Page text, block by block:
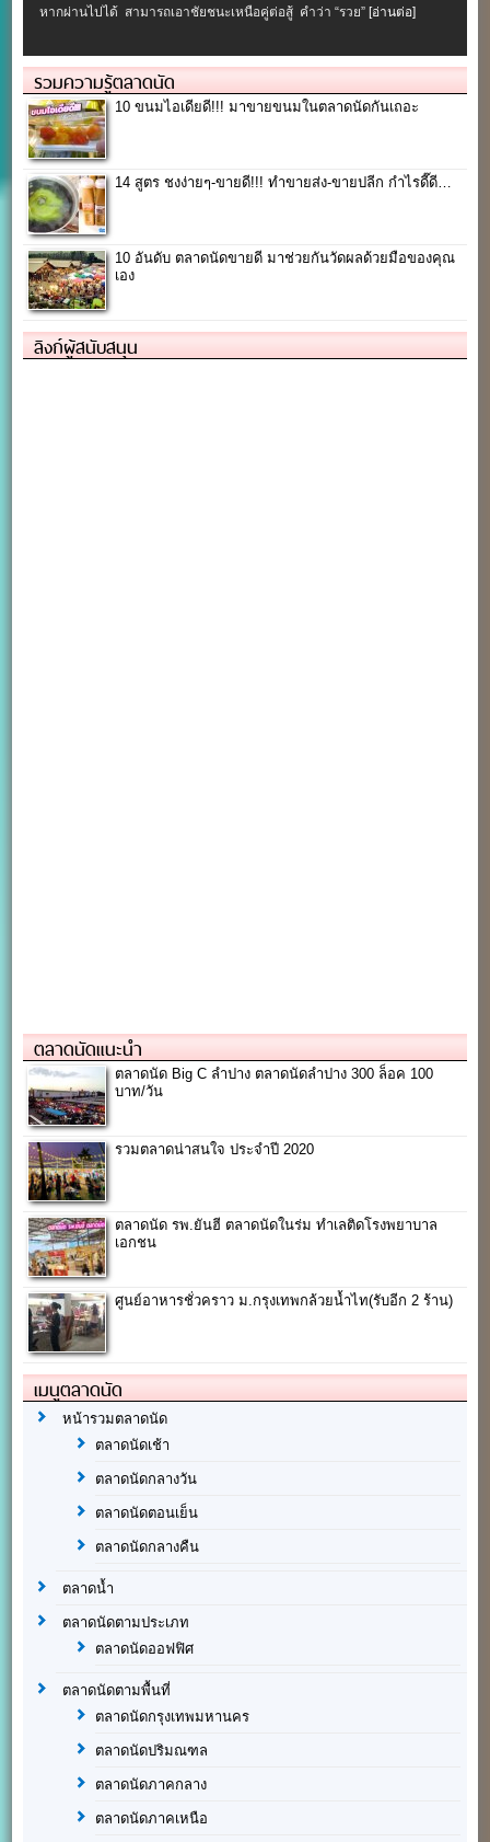
หากผ่านไปได้ สามารถเอาชัยชนะเหนือคู่ต่อสู้ คำว่า “รวย”[อ่านต่อ]
รวมความรู้ตลาดนัด
10 ขนมไอเดียดี!!! มาขายขนมในตลาดนัดกันเถอะ
14 สูตร ชงง่ายๆ-ขายดี!!! ทำขายส่ง-ขายปลีก กำไรดี๊ดี…
10 อันดับ ตลาดนัดขายดี มาช่วยกันวัดผลด้วยมือของคุณ
เอง
ลิงก์ผู้สนับสนุน
ตลาดนัดแนะนำ
ตลาดนัด Big C ลำปาง ตลาดนัดลำปาง 300 ล็อค 100
บาท/วัน
รวมตลาดน่าสนใจ ประจำปี 2020
ตลาดนัด รพ.ยันฮี ตลาดนัดในร่ม ทำเลติดโรงพยาบาล
เอกชน
ศูนย์อาหารชั่วคราว ม.กรุงเทพกล้วยน้ำไท(รับอีก 2 ร้าน)
เมนูตลาดนัด
หน้ารวมตลาดนัด
ตลาดนัดเช้า
ตลาดนัดกลางวัน
ตลาดนัดตอนเย็น
ตลาดนัดกลางคืน
ตลาดน้ำ
ตลาดนัดตามประเภท
ตลาดนัดออฟฟิศ
ตลาดนัดตามพื้นที่
ตลาดนัดกรุงเทพมหานคร
ตลาดนัดปริมณฑล
ตลาดนัดภาคกลาง
ตลาดนัดภาคเหนือ